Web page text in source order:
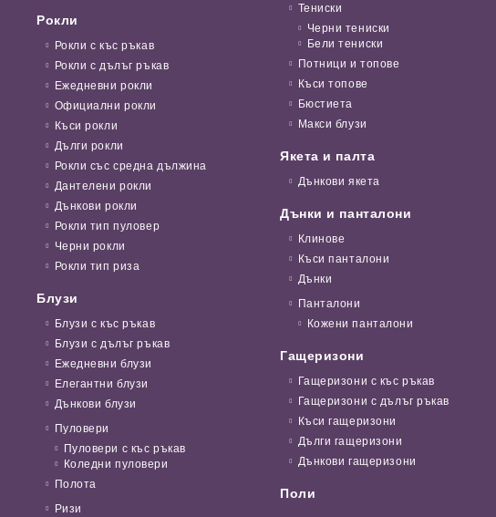
Рокли
Рокли с къс ръкав
Рокли с дълъг ръкав
Ежедневни рокли
Официални рокли
Къси рокли
Дълги рокли
Рокли със средна дължина
Дантелени рокли
Дънкови рокли
Рокли тип пуловер
Черни рокли
Рокли тип риза
Блузи
Блузи с къс ръкав
Блузи с дълъг ръкав
Ежедневни блузи
Елегантни блузи
Дънкови блузи
Пуловери
Пуловери с къс ръкав
Коледни пуловери
Полота
Ризи
Тениски
Черни тениски
Бели тениски
Потници и топове
Къси топове
Бюстиета
Макси блузи
Якета и палта
Дънкови якета
Дънки и панталони
Клинове
Къси панталони
Дънки
Панталони
Кожени панталони
Гащеризони
Гащеризони с къс ръкав
Гащеризони с дълъг ръкав
Къси гащеризони
Дълги гащеризони
Дънкови гащеризони
Поли